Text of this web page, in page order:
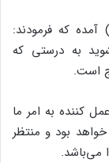
آمده که فرمودند:
به درستی که
است.
کننده به امر ما
بود و منتظر
می‌باشد.